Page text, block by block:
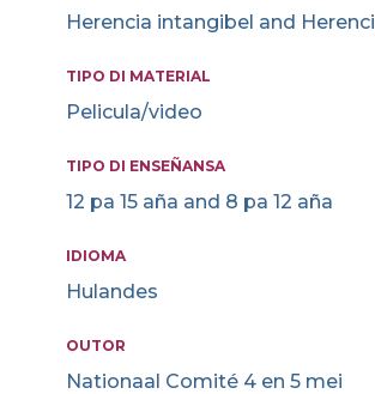
Herencia intangibel and
TIPO DI MATERIAL
Pelicula/video
TIPO DI ENSEÑANSA
12 pa 15 aña and 8 pa 12 aña
IDIOMA
Hulandes
OUTOR
Nationaal Comité 4 en 5 mei